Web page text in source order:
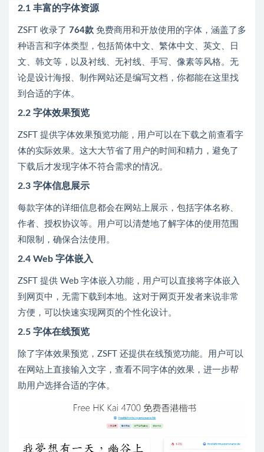
2.1 丰富的字体资源
ZSFT 收录了 764款 免费商用和开放使用的字体，涵盖了多
种语言和字体类型，包括简体中文、繁体中文、英文、日
文、韩文等，以及衬线、无衬线、手写、像素等风格。无
论是设计海报、制作网站还是编写文档，你都能在这里找
到合适的字体。
2.2 字体效果预览
ZSFT 提供字体效果预览功能，用户可以在下载之前查看字
体的实际效果。这大大节省了用户的时间和精力，避免了
下载后才发现字体不符合需求的情况。
2.3 字体信息展示
每款字体的详细信息都会在网站上展示，包括字体名称、
作者、授权协议等。用户可以清楚地了解字体的使用范围
和限制，确保合法使用。
2.4 Web 字体嵌入
ZSFT 提供 Web 字体嵌入功能，用户可以直接将字体嵌入
到网页中，无需下载到本地。这对于网页开发者来说非常
方便，可以快速实现网页的个性化设计。
2.5 字体在线预览
除了字体效果预览，ZSFT 还提供在线预览功能。用户可以
在网站上直接输入文字，查看不同字体的效果，进一步帮
助用户选择合适的字体。